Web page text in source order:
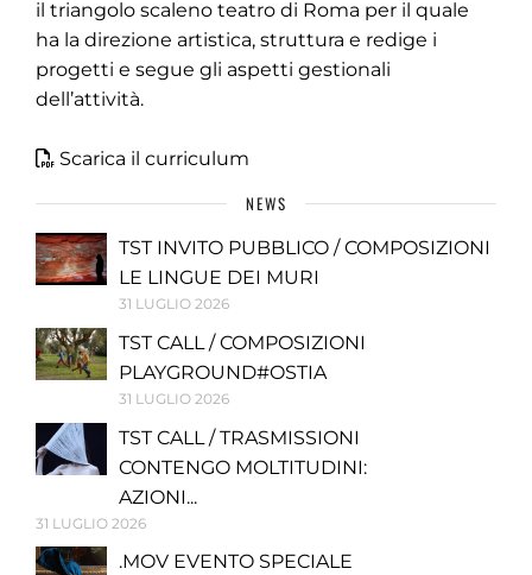
il triangolo scaleno teatro di Roma per il quale
ha la direzione artistica, struttura e redige i
progetti e segue gli aspetti gestionali
dell’attività.
Scarica il curriculum
NEWS
TST INVITO PUBBLICO / COMPOSIZIONI
LE LINGUE DEI MURI
31 LUGLIO 2026
TST CALL / COMPOSIZIONI
PLAYGROUND#OSTIA
31 LUGLIO 2026
TST CALL / TRASMISSIONI
CONTENGO MOLTITUDINI:
AZIONI...
31 LUGLIO 2026
.MOV EVENTO SPECIALE